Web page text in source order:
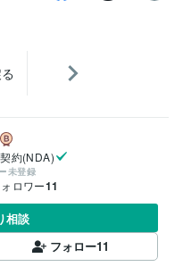
約(NDA)
未登録
ロワー11
相談
フォロー11